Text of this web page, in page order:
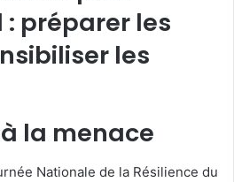
préparer les
les
la menace
Nationale de la Résilience du